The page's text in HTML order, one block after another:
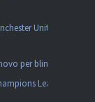
United
per blindarlo
League